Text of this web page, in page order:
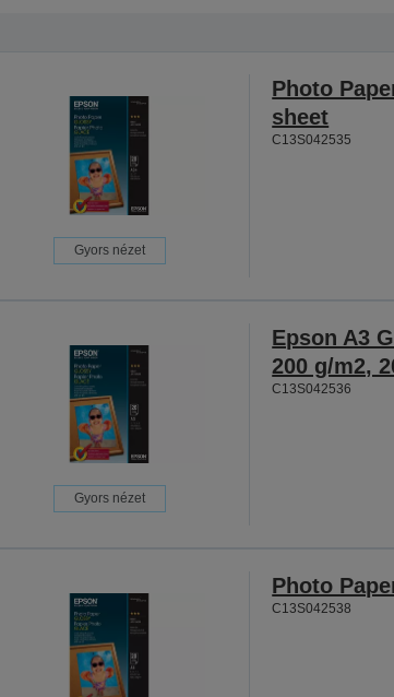
Gyors nézet
Photo
sheet
C13S042535
Gyors nézet
Epson A3
200 g/m2,
C13S042536
Photo
C13S042538